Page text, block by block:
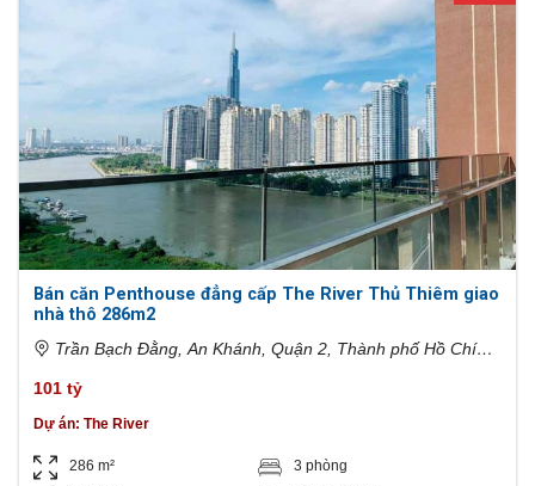
Bán căn Penthouse đẳng cấp The River Thủ Thiêm giao
nhà thô 286m2
Trần Bạch Đằng, An Khánh, Quận 2, Thành phố Hồ Chí
101 tỷ
Dự án: The River
286 m²
3 phòng